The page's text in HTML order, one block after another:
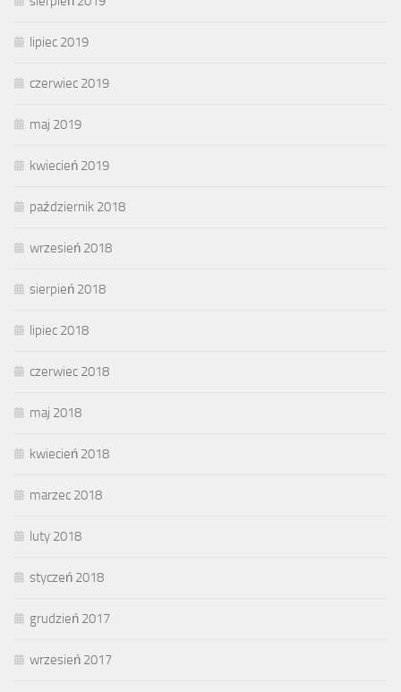
lipiec 2019
czerwiec 2019
maj 2019
kwiecień 2019
październik 2018
wrzesień 2018
sierpień 2018
lipiec 2018
czerwiec 2018
maj 2018
kwiecień 2018
marzec 2018
luty 2018
styczeń 2018
grudzień 2017
wrzesień 2017